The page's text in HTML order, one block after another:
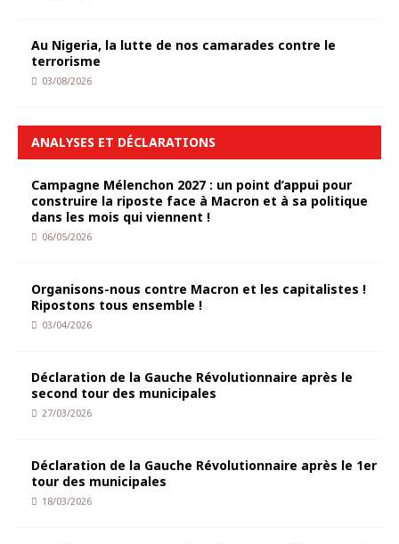
Au Nigeria, la lutte de nos camarades contre le
terrorisme
03/08/2026
ANALYSES ET DÉCLARATIONS
Campagne Mélenchon 2027 : un point d’appui pour
construire la riposte face à Macron et à sa politique
dans les mois qui viennent !
06/05/2026
Organisons-nous contre Macron et les capitalistes !
Ripostons tous ensemble !
03/04/2026
Déclaration de la Gauche Révolutionnaire après le
second tour des municipales
27/03/2026
Déclaration de la Gauche Révolutionnaire après le 1er
tour des municipales
18/03/2026